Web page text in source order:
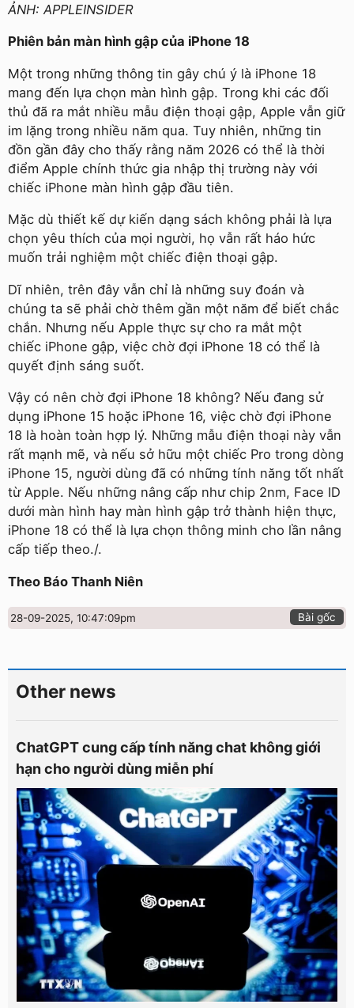
ẢNH: APPLEINSIDER
Phiên bản màn hình gập của iPhone 18
Một trong những thông tin gây chú ý là iPhone 18
mang đến lựa chọn màn hình gập. Trong khi các đối
thủ đã ra mắt nhiều mẫu điện thoại gập, Apple vẫn giữ
im lặng trong nhiều năm qua. Tuy nhiên, những tin
đồn gần đây cho thấy rằng năm 2026 có thể là thời
điểm Apple chính thức gia nhập thị trường này với
chiếc iPhone màn hình gập đầu tiên.
Mặc dù thiết kế dự kiến dạng sách không phải là lựa
chọn yêu thích của mọi người, họ vẫn rất háo hức
muốn trải nghiệm một chiếc điện thoại gập.
Dĩ nhiên, trên đây vẫn chỉ là những suy đoán và
chúng ta sẽ phải chờ thêm gần một năm để biết chắc
chắn. Nhưng nếu Apple thực sự cho ra mắt một
chiếc iPhone gập, việc chờ đợi iPhone 18 có thể là
quyết định sáng suốt.
Vậy có nên chờ đợi iPhone 18 không? Nếu đang sử
dụng iPhone 15 hoặc iPhone 16, việc chờ đợi iPhone
18 là hoàn toàn hợp lý. Những mẫu điện thoại này vẫn
rất mạnh mẽ, và nếu sở hữu một chiếc Pro trong dòng
iPhone 15, người dùng đã có những tính năng tốt nhất
từ Apple. Nếu những nâng cấp như chip 2nm, Face ID
dưới màn hình hay màn hình gập trở thành hiện thực,
iPhone 18 có thể là lựa chọn thông minh cho lần nâng
cấp tiếp theo./.
Theo Báo Thanh Niên
28-09-2025, 10:47:09pm Bài gốc
Other news
ChatGPT cung cấp tính năng chat không giới
hạn cho người dùng miễn phí